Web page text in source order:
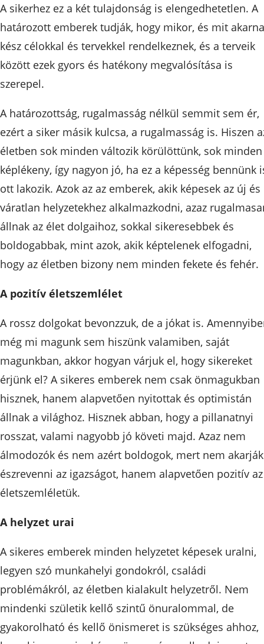
A sikerhez ez a két tulajdonság is elengedhetetlen. A
határozott emberek tudják, hogy mikor, és mit
kész célokkal és tervekkel rendelkeznek, és a terveik
között ezek gyors és hatékony megvalósítása is
szerepel.
A határozottság, rugalmasság nélkül semmit sem ér,
ezért a siker másik kulcsa, a rugalmasság is. Hiszen
életben sok minden változik körülöttünk, sok minden
képlékeny, így nagyon jó, ha ez a képesség bennünk
ott lakozik. Azok az az emberek, akik képesek az új és
váratlan helyzetekhez alkalmazkodni, azaz
állnak az élet dolgaihoz, sokkal sikeresebbek és
boldogabbak, mint azok, akik képtelenek elfogadni,
hogy az életben bizony nem minden fekete és fehér.
A pozitív életszemlélet
A rossz dolgokat bevonzzuk, de a jókat is.
még mi magunk sem hiszünk valamiben, saját
magunkban, akkor hogyan várjuk el, hogy sikereket
érjünk el? A sikeres emberek nem csak önmagukban
hisznek, hanem alapvetően nyitottak és optimistán
állnak a világhoz. Hisznek abban, hogy a pillanatnyi
rosszat, valami nagyobb jó követi majd. Azaz nem
álmodozók és nem azért boldogok, mert nem akarják
észrevenni az igazságot, hanem alapvetően pozitív az
életszemléletük.
A helyzet urai
A sikeres emberek minden helyzetet képesek uralni,
legyen szó munkahelyi gondokról, családi
problémákról, az életben kialakult helyzetről. Nem
mindenki születik kellő szintű önuralommal, de
gyakorolható és kellő önismeret is szükséges ahhoz,